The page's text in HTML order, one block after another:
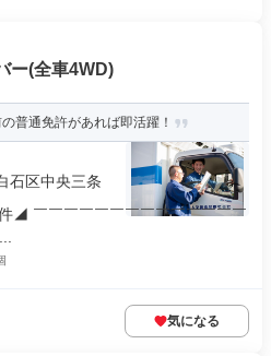
ー(全車4WD)
普通免許があれば即活躍！
石区中央三条
◢ ￣￣￣￣￣￣￣￣￣￣￣￣￣￣
気になる